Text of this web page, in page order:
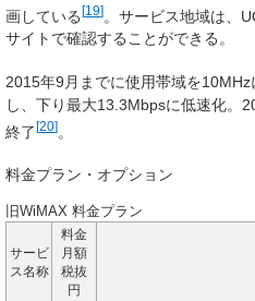
画している[19]。サービス地域は、
サイトで確認することができる。
2015年9月までに使用帯域を
し、下り最大13.3Mbpsに低速化。
終了[20]。
料金プラン・オプション
旧WiMAX 料金プラン
サービ
ス名称
料金
月額
税抜
円